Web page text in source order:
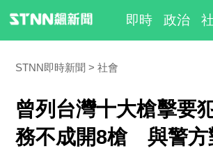
即時 政治
STNN即時新聞 社會
曾列台灣十大槍擊要
務不成開8槍 與警方